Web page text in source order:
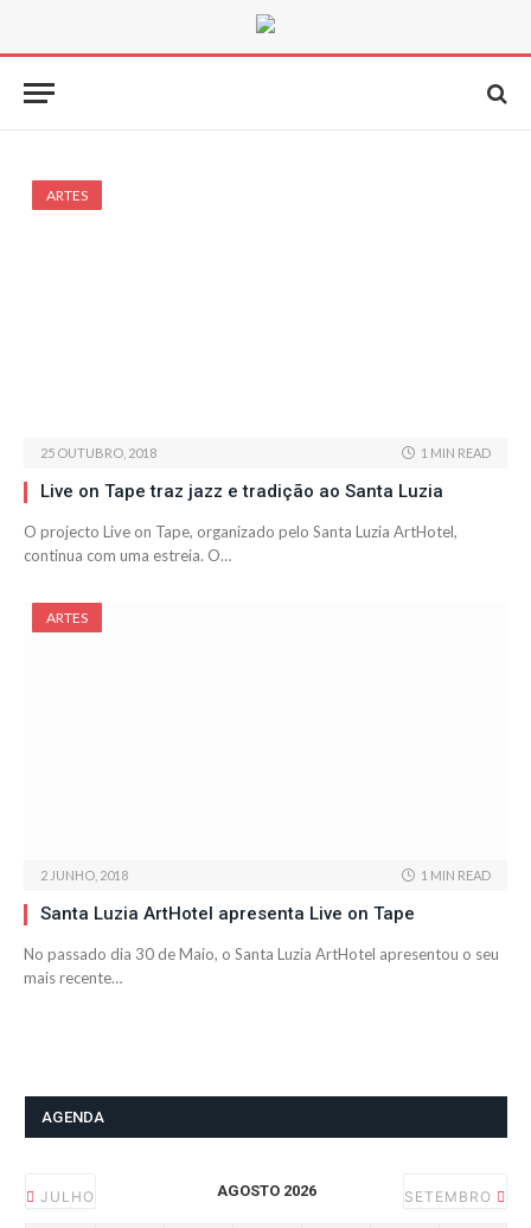
ARTES
25 OUTUBRO, 2018 1 MIN READ
Live on Tape traz jazz e tradição ao Santa Luzia
O projecto Live on Tape, organizado pelo Santa Luzia ArtHotel,
continua com uma estreia. O…
ARTES
2 JUNHO, 2018 1 MIN READ
Santa Luzia ArtHotel apresenta Live on Tape
No passado dia 30 de Maio, o Santa Luzia ArtHotel apresentou o seu
mais recente…
AGENDA
JULHO AGOSTO 2026 SETEMBRO